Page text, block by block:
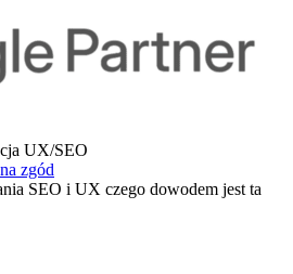
UX/SEO
zgód
SEO i UX czego dowodem jest ta